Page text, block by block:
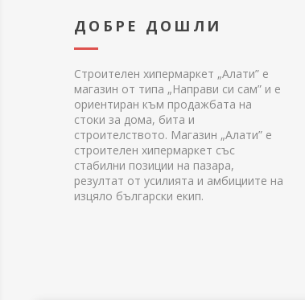
ДОБРЕ ДОШЛИ
Строителен хипермаркет „Алати” е
магазин от типа „Направи си сам” и е
ориентиран към продажбата на
стоки за дома, бита и
строителството. Магазин „Алати” е
строителен хипермаркет със
стабилни позиции на пазара,
резултат от усилията и амбициите на
изцяло български екип.